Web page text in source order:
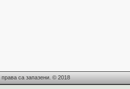
са запазени. © 2018